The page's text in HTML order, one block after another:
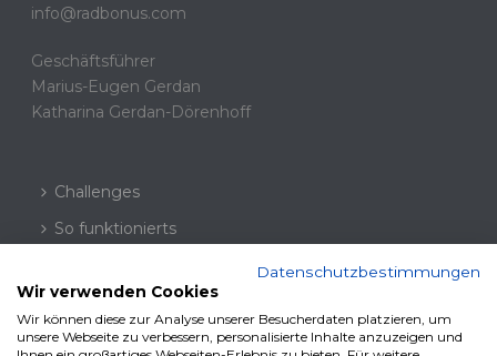
info@radbonus.com
Geschäftsführer
Marius-Eugen Gerdan
Katharina Gerdan-Dörenhoff
Challenges
So funktionierts
Datenschutz
FAQs
Datenschutzbestimmungen
Wir verwenden Cookies
Wir können diese zur Analyse unserer Besucherdaten platzieren, um
unsere Webseite zu verbessern, personalisierte Inhalte anzuzeigen und